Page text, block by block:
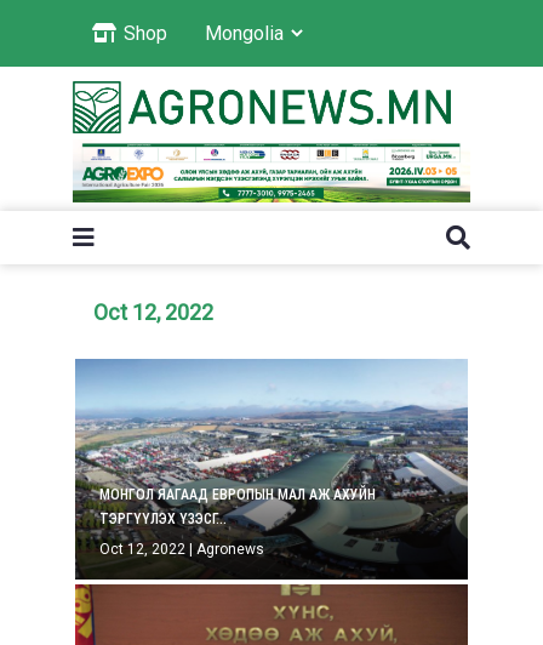
Shop
Oct 12, 2022
МОНГОЛ ЯАГААД ЕВРОПЫН МАЛ АЖ АХУЙН
ТЭРГҮҮЛЭХ ҮЗЭСГ...
Oct 12, 2022 | Agronews